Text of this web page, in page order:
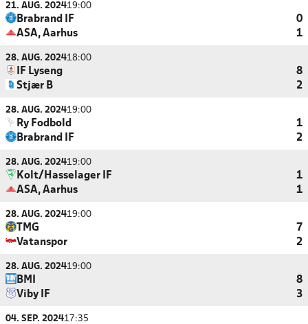
21. AUG. 202419:00
Brabrand IF
0
ASA, Aarhus
1
28. AUG. 202418:00
IF Lyseng
8
Stjær B
2
28. AUG. 202419:00
Ry Fodbold
1
Brabrand IF
2
28. AUG. 202419:00
Kolt/Hasselager IF
1
ASA, Aarhus
1
28. AUG. 202419:00
TMG
7
Vatanspor
2
28. AUG. 202419:00
BMI
8
Viby IF
3
04. SEP. 202417:35